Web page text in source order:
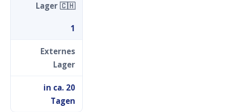
Lager 🇨🇭
1
Externes
Lager
in ca. 20
Tagen